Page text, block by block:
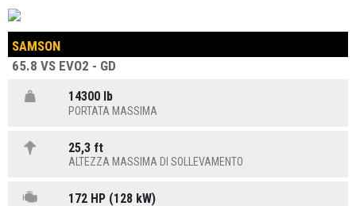
SAMSON
65.8 VS EVO2 - GD
14300 lb
PORTATA MASSIMA
25,3 ft
ALTEZZA MASSIMA DI SOLLEVAMENTO
172 HP (128 kW)